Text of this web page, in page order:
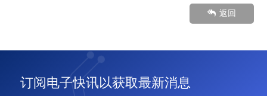
返回
订阅电子快讯以获取最新消息